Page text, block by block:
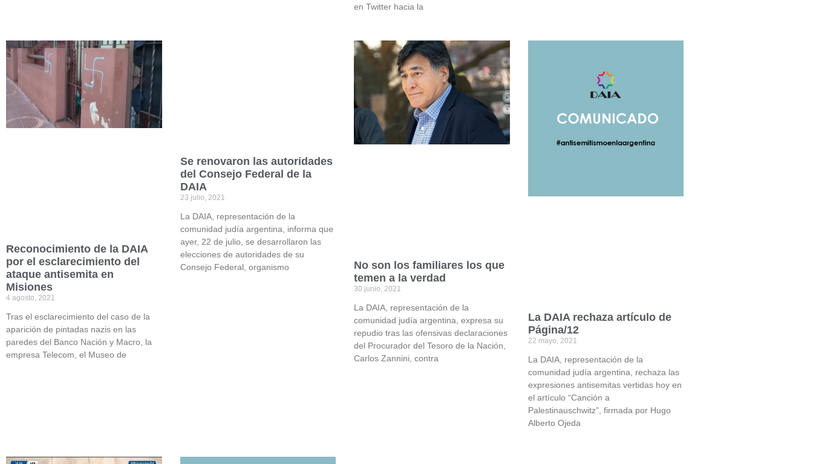
en Twitter hacia la
Reconocimiento de la DAIA
por el esclarecimiento del
ataque antisemita en
Misiones
4 agosto, 2021
Tras el esclarecimiento del caso de la
aparición de pintadas nazis en las
paredes del Banco Nación y Macro, la
empresa Telecom, el Museo de
Se renovaron las autoridades
del Consejo Federal de la
DAIA
23 julio, 2021
La DAIA, representación de la
comunidad judía argentina, informa que
ayer, 22 de julio, se desarrollaron las
elecciones de autoridades de su
Consejo Federal, organismo
No son los familiares los que
temen a la verdad
30 junio, 2021
La DAIA, representación de la
comunidad judía argentina, expresa su
repudio tras las ofensivas declaraciones
del Procurador del Tesoro de la Nación,
Carlos Zannini, contra
La DAIA rechaza artículo de
Página/12
22 mayo, 2021
La DAIA, representación de la
comunidad judía argentina, rechaza las
expresiones antisemitas vertidas hoy en
el artículo “Canción a
Palestinauschwitz”, firmada por Hugo
Alberto Ojeda